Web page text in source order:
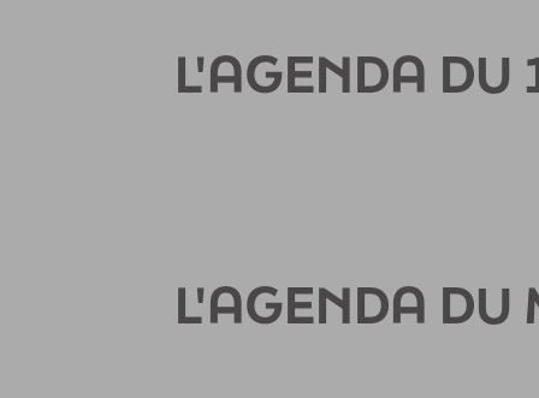
L'AGENDA DU
L'AGENDA DU